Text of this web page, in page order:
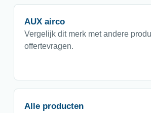
AUX airco
Vergelijk dit merk met andere
offertevragen.
Alle producten